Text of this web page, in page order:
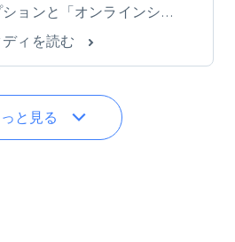
ョンと「オンラインショ
トを活用することで、よ
ィを読む
っと見る